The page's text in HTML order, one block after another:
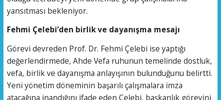
yansıtması bekleniyor.
Fehmi Çelebi’den birlik ve dayanışma mesajı
Görevi devreden Prof. Dr. Fehmi Çelebi ise yaptığı
değerlendirmede, Ahde Vefa ruhunun temelinde dostluk,
vefa, birlik ve dayanışma anlayışının bulunduğunu belirtti.
Yeni yönetim döneminin başarılı çalışmalara imza
atacağına inandığını ifade eden Çelebi, başkanlık görevini